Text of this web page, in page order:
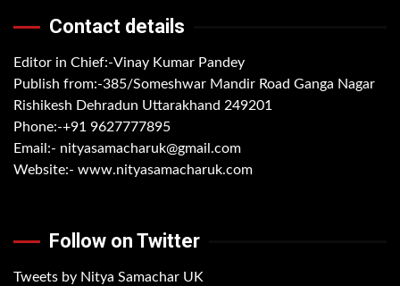
Contact details
Editor in Chief:-Vinay Kumar Pandey
Publish from:-385/Someshwar Mandir Road Ganga Nagar
Rishikesh Dehradun Uttarakhand 249201
Phone:-+91 9627777895
Email:- nityasamacharuk@gmail.com
Website:- www.nityasamacharuk.com
Follow on Twitter
Tweets by Nitya Samachar UK